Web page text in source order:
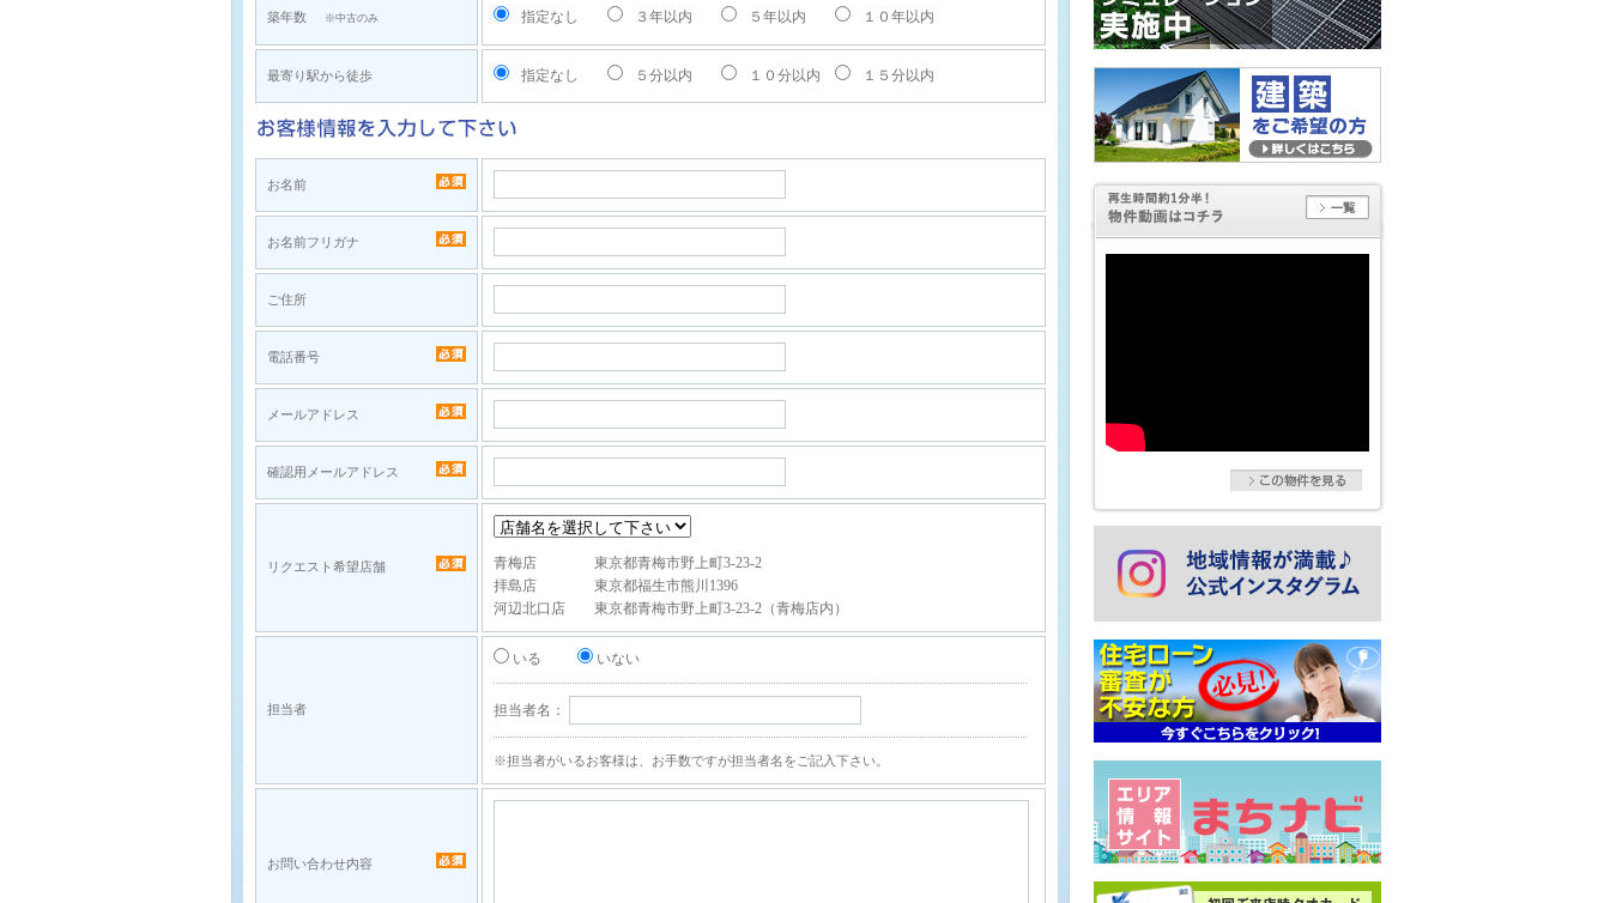
築年数 ※中古のみ 指定なし ３年以内 ５年以内 １０年以内
最寄り駅から徒歩 指定なし ５分以内 １０分以内 １５分以内
お名前
お名前フリガナ
ご住所
電話番号
メールアドレス
確認用メールアドレス
リクエスト希望店舗
青梅店 東京都青梅市野上町3-23-2
拝島店 東京都福生市熊川1396
河辺北口店 東京都青梅市野上町3-23-2（青梅店内）
担当者
いる いない
担当者名：
※担当者がいるお客様は、お手数ですが担当者名をご記入下さい。
お問い合わせ内容